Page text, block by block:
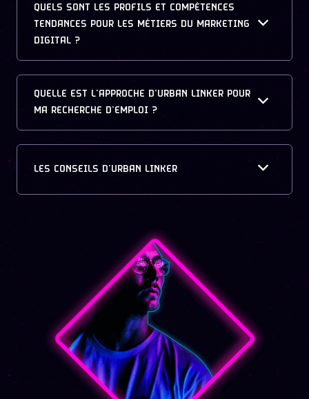
QUELS SONT LES PROFILS ET COMPÉTENCES
TENDANCES POUR LES MÉTIERS DU MARKETING
DIGITAL ?
QUELLE EST L’APPROCHE D’URBAN LINKER POUR
MA RECHERCHE D’EMPLOI ?
LES CONSEILS D’URBAN LINKER